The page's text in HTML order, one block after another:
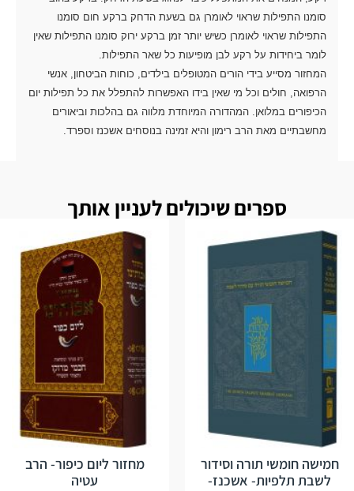
סומנו התפילות שראוי לאומרן גם בשעת הדחק ברקע חום סומנו
התפילות שראוי לאומרן כשיש יותר זמן ברקע ירוק סומנו התפילות שאין
לומר ביחידות על רקע לבן מופיעות כל שאר התפילות.
המחזור מסייע בידי הורים המטופלים בילדים, כוחות הביטחון, אנשי
הרפואה, חולים וכל מי שאין בידו האפשרות להתפלל את כל תפילות יום
הכיפורים במלואן. המהדורה המיוחדת מלווה גם בהלכות וביאורים
מחשבתיים מאת הרב רימון והיא זמינה בנוסחים אשכנז וספרד.
ספרים שיכולים לעניין אותך
חמישה חומשי תורה וסידור
לשבת תלפיות- אשכנז-
מחזור ליום כיפור- הרב
עטיה